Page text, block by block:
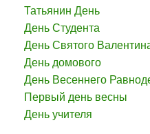
Татьянин День
День Студента
День Святого
День домового
День Весеннего
Первый день весны
День учителя